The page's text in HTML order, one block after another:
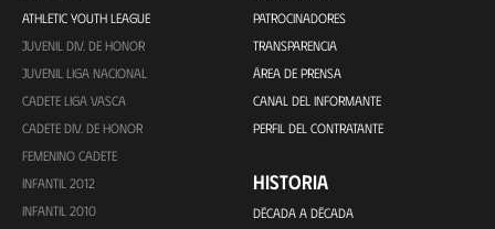
ATHLETIC YOUTH LEAGUE
JUVENIL DIV. DE HONOR
JUVENIL LIGA NACIONAL
CADETE LIGA VASCA
CADETE DIV. DE HONOR
FEMENINO CADETE
INFANTIL 2012
INFANTIL 2010
PATROCINADORES
TRANSPARENCIA
ÁREA DE PRENSA
CANAL DEL INFORMANTE
PERFIL DEL CONTRATANTE
HISTORIA
DÉCADA A DÉCADA